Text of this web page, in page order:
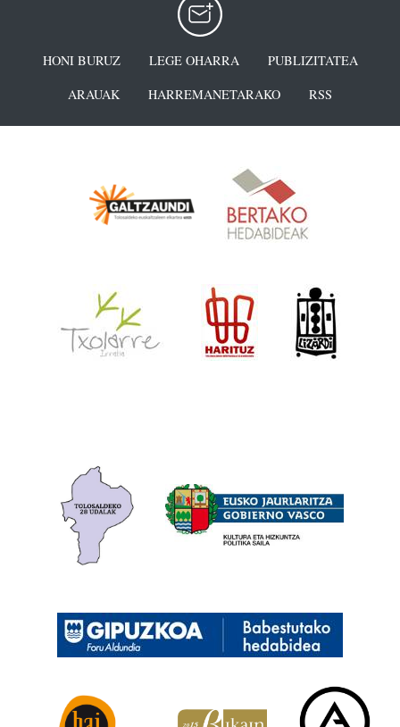
HONI BURUZ LEGE OHARRA
PUBLIZITATEA
ARAUAK
HARREMANETARAKO RSS